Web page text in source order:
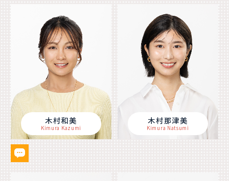
木村和美
Kimura Kazumi
木村那津美
Kimura Natsumi